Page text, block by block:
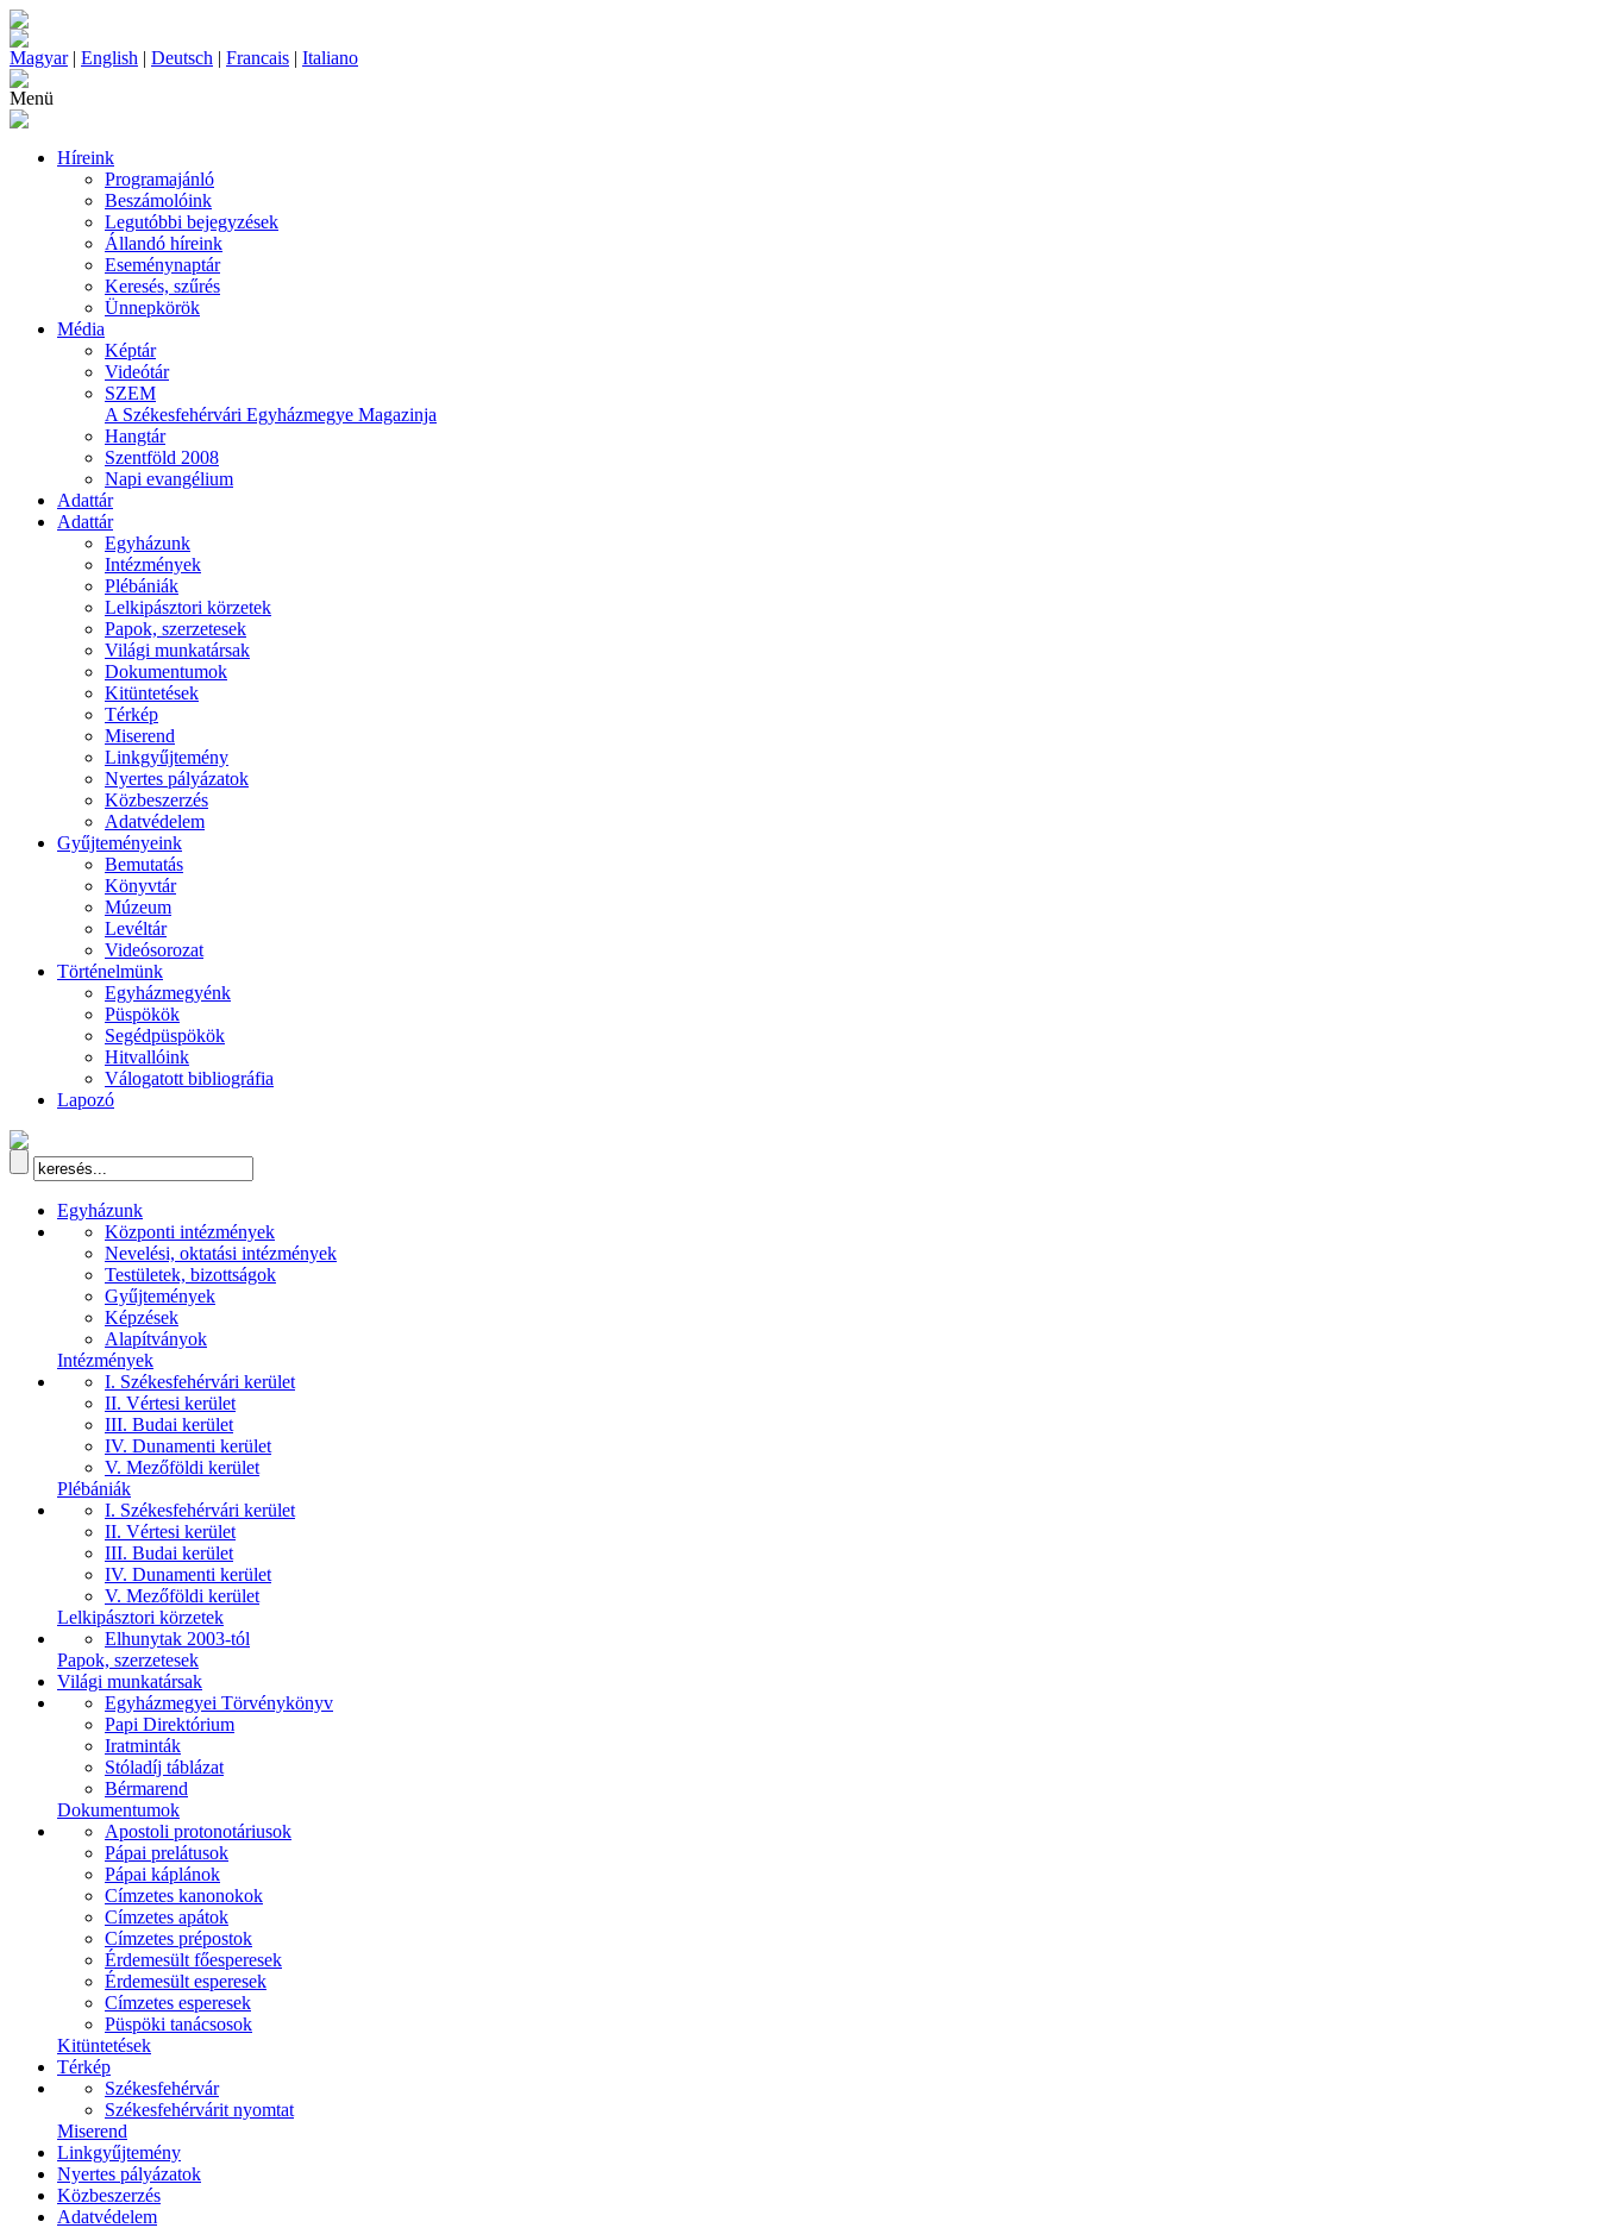
Magyar| English | Deutsch | Francais | Italiano
Menü
Híreink
Programajánló
Beszámolóink
Legutóbbi bejegyzések
Állandó híreink
Eseménynaptár
Keresés, szűrés
Ünnepkörök
Média
Képtár
Videótár
SZEM
A Székesfehérvári Egyházmegye Magazinja
Hangtár
Szentföld 2008
Napi evangélium
Adattár
Adattár
Egyházunk
Intézmények
Plébániák
Lelkipásztori körzetek
Papok, szerzetesek
Világi munkatársak
Dokumentumok
Kitüntetések
Térkép
Miserend
Linkgyűjtemény
Nyertes pályázatok
Közbeszerzés
Adatvédelem
Gyűjteményeink
Bemutatás
Könyvtár
Múzeum
Levéltár
Videósorozat
Történelmünk
Egyházmegyénk
Püspökök
Segédpüspökök
Hitvallóink
Válogatott bibliográfia
Lapozó
Egyházunk
Központi intézmények
Nevelési, oktatási intézmények
Testületek, bizottságok
Gyűjtemények
Képzések
Alapítványok
Intézmények
I. Székesfehérvári kerület
II. Vértesi kerület
III. Budai kerület
IV. Dunamenti kerület
V. Mezőföldi kerület
Plébániák
I. Székesfehérvári kerület
II. Vértesi kerület
III. Budai kerület
IV. Dunamenti kerület
V. Mezőföldi kerület
Lelkipásztori körzetek
Elhunytak 2003-tól
Papok, szerzetesek
Világi munkatársak
Egyházmegyei Törvénykönyv
Papi Direktórium
Iratminták
Stóladíj táblázat
Bérmarend
Dokumentumok
Apostoli protonotáriusok
Pápai prelátusok
Pápai káplánok
Címzetes kanonokok
Címzetes apátok
Címzetes prépostok
Érdemesült főesperesek
Érdemesült esperesek
Címzetes esperesek
Püspöki tanácsosok
Kitüntetések
Térkép
Székesfehérvár
Székesfehérvárit nyomtat
Miserend
Linkgyűjtemény
Nyertes pályázatok
Közbeszerzés
Adatvédelem